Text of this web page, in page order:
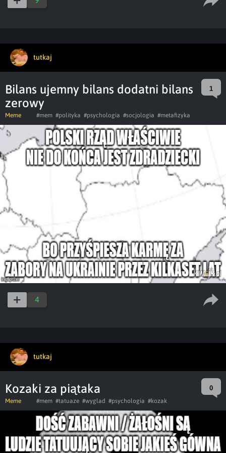
tutkaj
Bilans ujemny bilans dodatni bilans
zerowy
1
Meme #mem #polityka #psychologia #socjologia #metafizyka
4
tutkaj
Kozaki za piątaka 0
Meme #mem #tatuaze #wyglad #psychologia #kozak